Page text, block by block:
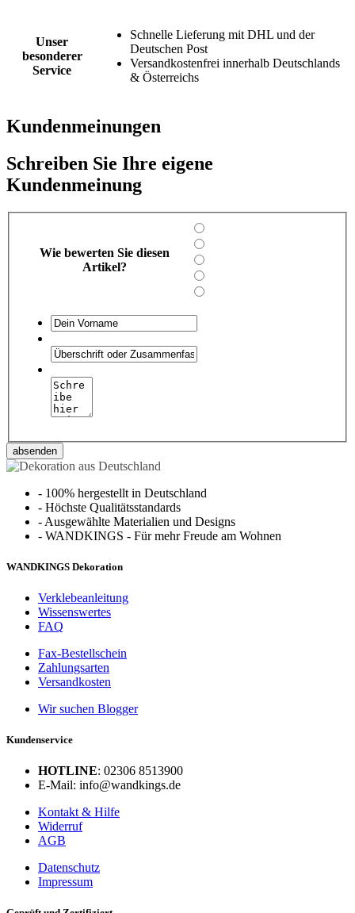
Unser
besonderer
Service
Schnelle Lieferung mit DHL und der
Deutschen Post
Versandkostenfrei innerhalb Deutschlands
& Österreichs
Kundenmeinungen
Schreiben Sie Ihre eigene
Kundenmeinung
Wie bewerten Sie diesen
Artikel?
absenden
- 100% hergestellt in Deutschland
- Höchste Qualitätsstandards
- Ausgewählte Materialien und Designs
- WANDKINGS - Für mehr Freude am Wohnen
WANDKINGS Dekoration
Verklebeanleitung
Wissenswertes
FAQ
Fax-Bestellschein
Zahlungsarten
Versandkosten
Wir suchen Blogger
Kundenservice
HOTLINE: 02306 8513900
E-Mail: info@wandkings.de
Kontakt & Hilfe
Widerruf
AGB
Datenschutz
Impressum